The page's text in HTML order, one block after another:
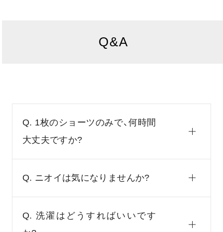
Q&A
Q. 1枚のショーツのみで、何時間
大丈夫ですか?
Q. ニオイは気になりませんか?
Q. 洗濯はどうすればいいです